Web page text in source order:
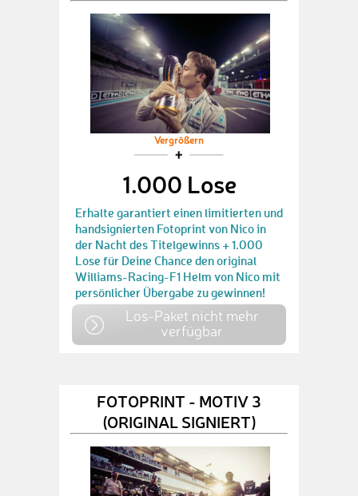
Vergrößern
1.000 Lose
Erhalte garantiert einen limitierten und
handsignierten Fotoprint von Nico in
der Nacht des Titelgewinns + 1.000
Lose für Deine Chance den original
Williams-Racing-F1 Helm von Nico mit
persönlicher Übergabe zu gewinnen!
Los-Paket nicht mehr
verfügbar
FOTOPRINT - MOTIV 3
(ORIGINAL SIGNIERT)